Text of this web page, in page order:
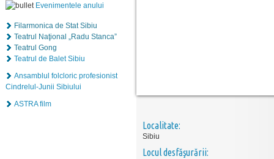
Evenimentele anului
Filarmonica de Stat Sibiu
Teatrul Naţional „Radu Stanca”
Teatrul Gong
Teatrul de Balet Sibiu
Ansamblul folcloric profesionist
Cindrelul-Junii Sibiului
ASTRA film
Localitate:
Sibiu
Locul desfăşurării: